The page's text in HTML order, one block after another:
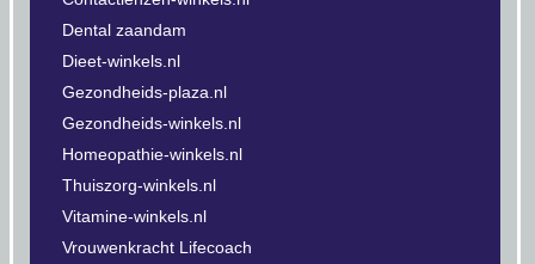
Dental zaandam
Dieet-winkels.nl
Gezondheids-plaza.nl
Gezondheids-winkels.nl
Homeopathie-winkels.nl
Thuiszorg-winkels.nl
Vitamine-winkels.nl
Vrouwenkracht Lifecoach